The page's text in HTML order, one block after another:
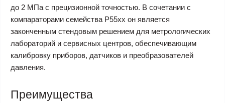
до 2 МПа с прецизионной точностью. В сочетании с
компараторами семейства P55xx он является
законченным стендовым решением для метрологических
лабораторий и сервисных центров, обеспечивающим
калибровку приборов, датчиков и преобразователей
давления.
Преимущества